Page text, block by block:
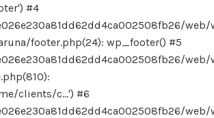
#4
web/
footer.php(24): wp_footer() #5
web/
clients/c...') #6
web/